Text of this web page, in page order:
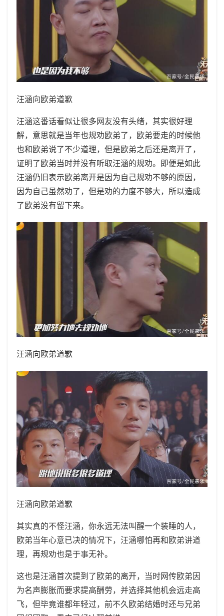
汪涵向欧弟道歉
汪涵这番话看似让很多网友没有头绪，其实很好理
解，意思就是当年也规劝欧弟了，欧弟要走的时候他
也和欧弟说了不少道理，但是欧弟之后还是离开了，
证明了欧弟当时并没有听取汪涵的规劝。即便是如此
汪涵仍旧表示欧弟离开是因为自己规劝不够的原因，
因为自己虽然劝了，但是劝的力度不够大，所以造成
了欧弟没有留下来。
汪涵向欧弟道歉
汪涵向欧弟道歉
其实真的不怪汪涵，你永远无法叫醒一个装睡的人，
欧弟当年心意已决的情况下，汪涵哪怕再和欧弟讲道
理，再规劝也是于事无补。
这也是汪涵首次提到了欧弟的离开，当时网传欧弟因
为名声膨胀而要求提高酬劳，并选择其他机会远走高
飞，但毕竟谁都年轻过，前不久欧弟结婚时还与兄弟